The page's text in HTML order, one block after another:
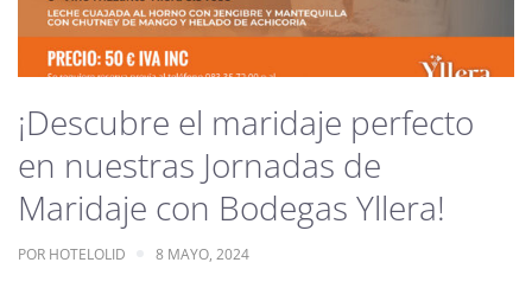
¡Descubre el maridaje perfecto
en nuestras Jornadas de
Maridaje con Bodegas Yllera!
POR HOTELOLID 8 MAYO, 2024